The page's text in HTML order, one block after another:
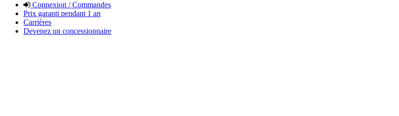
Connexion / Commandes
Prix garanti pendant 1 an
Carrières
Devenez un concessionnaire